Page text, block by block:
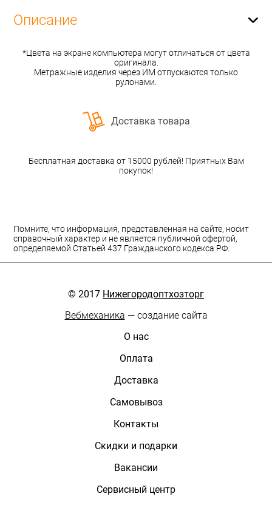
Описание
*Цвета на экране компьютера могут отличаться от цвета
оригинала.
Метражные изделия через ИМ отпускаются только
рулонами.
Доставка товара
Бесплатная доставка от 15000 рублей! Приятных Вам
покупок!
Помните, что информация, представленная на сайте, носит
справочный характер и не является публичной офертой,
определяемой Статьей 437 Гражданского кодекса РФ.
© 2017 Нижегородоптхозторг
Вебмеханика — создание сайта
О нас
Оплата
Доставка
Самовывоз
Контакты
Скидки и подарки
Вакансии
Сервисный центр